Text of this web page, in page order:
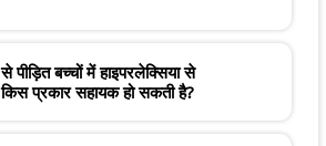
बच्चों में हाइपरलेक्सिया से
प्रकार सहायक हो सकती है?